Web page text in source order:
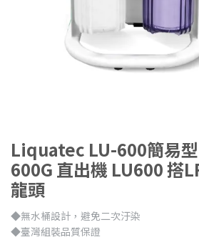
Liquatec LU-600簡易
600G 直出機 LU600 搭
龍頭
◆無水桶設計，避免二次汙染
◆臺灣組裝品質保證